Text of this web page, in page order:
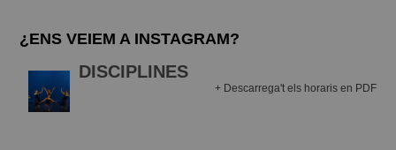
¿ENS VEIEM A INSTAGRAM?
DISCIPLINES
+ Descarrega't els horaris en PDF